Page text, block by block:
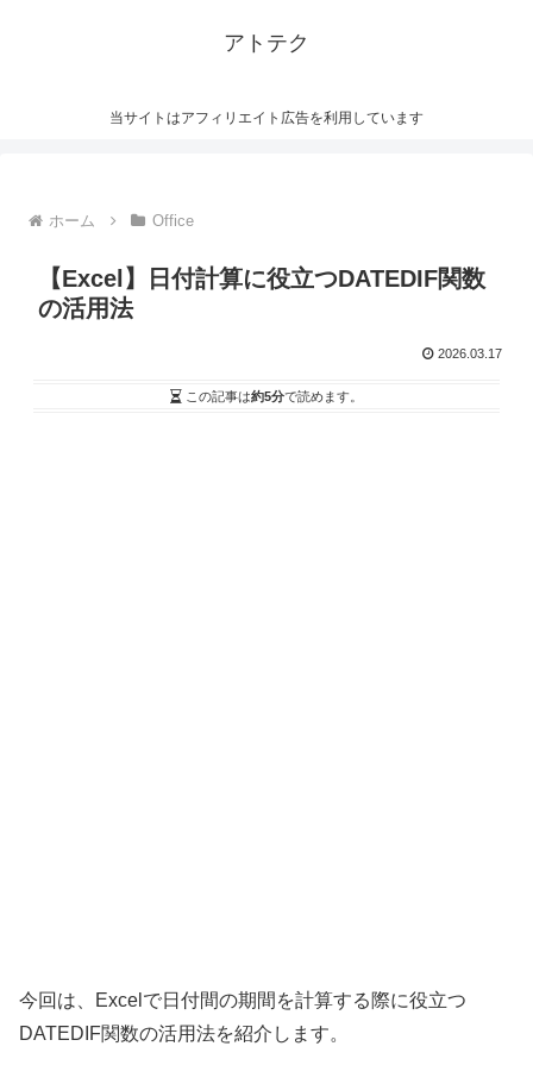
アトテク
当サイトはアフィリエイト広告を利用しています
ホーム Office
【Excel】日付計算に役立つDATEDIF関数
の活用法
2026.03.17
この記事は約5分で読めます。
今回は、Excelで日付間の期間を計算する際に役立つ
DATEDIF関数の活用法を紹介します。